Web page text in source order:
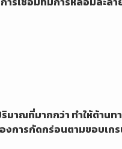
มาณที่มากกว่า ทำให้ต้านท
งการกัดกร่อนตามขอบเก